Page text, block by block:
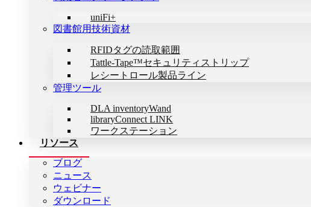
uniFi+
図書館用技術資材
RFIDタグの読取範囲
Tattle-Tape™セキュリティストリップ
レシートロール製品ライン
管理ツール
DLA inventoryWand
libraryConnect LINK
ワークステーション
リソース
ブログ
ニュース
ウェビナー
ダウンロード